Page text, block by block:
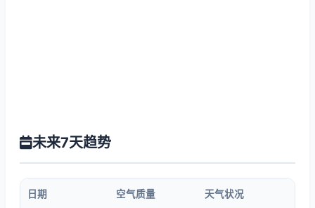
未来7天趋势
日期 空气质量
天气状况